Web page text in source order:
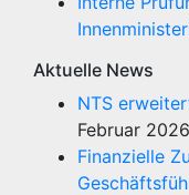
Aktuelle News
NTS
Februar 2026
Finanzielle